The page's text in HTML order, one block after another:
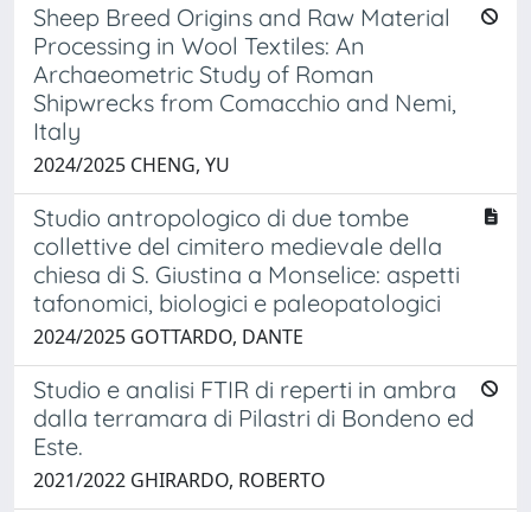
Sheep Breed Origins and Raw Material
Processing in Wool Textiles: An
Archaeometric Study of Roman
Shipwrecks from Comacchio and Nemi,
Italy
2024/2025 CHENG, YU
Studio antropologico di due tombe
collettive del cimitero medievale della
chiesa di S. Giustina a Monselice: aspetti
tafonomici, biologici e paleopatologici
2024/2025 GOTTARDO, DANTE
Studio e analisi FTIR di reperti in ambra
dalla terramara di Pilastri di Bondeno ed
Este.
2021/2022 GHIRARDO, ROBERTO